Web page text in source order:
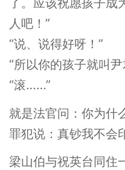
人吧！”
“说、说得好呀！”
“所以你的孩子就叫
“滚……”
就是法官问：你为什
罪犯说：真钞我不会
梁山伯与祝英台同住